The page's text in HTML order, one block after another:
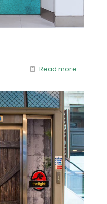
Read more